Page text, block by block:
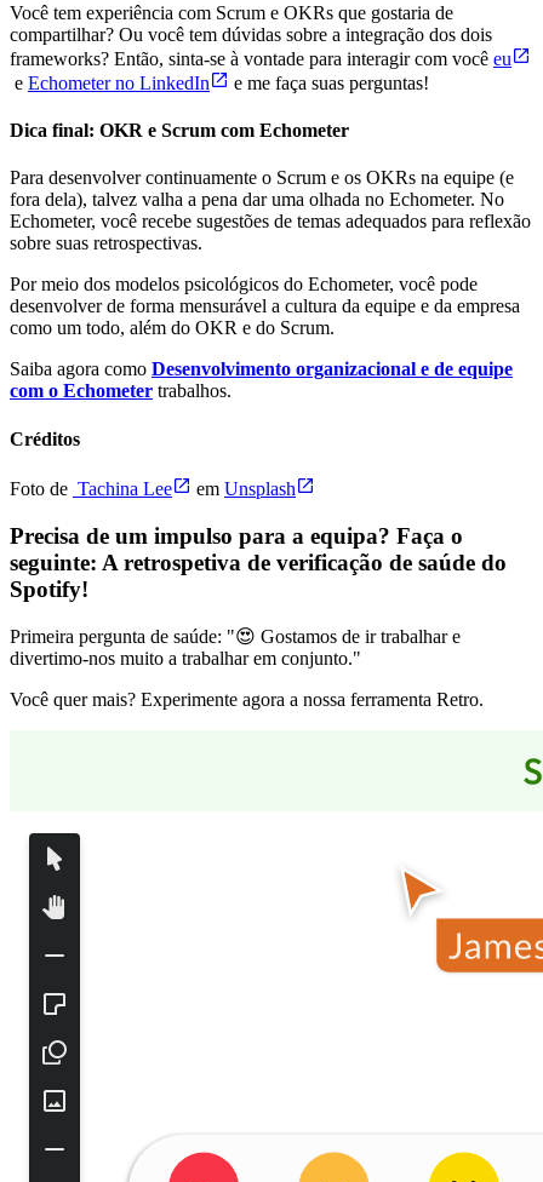
Você tem experiência com Scrum e OKRs que gostaria de
compartilhar? Ou você tem dúvidas sobre a integração dos dois
frameworks? Então, sinta-se à vontade para interagir com você eu
e Echometer no LinkedIn e me faça suas perguntas!
Dica final: OKR e Scrum com Echometer
Para desenvolver continuamente o Scrum e os OKRs na equipe (e
fora dela), talvez valha a pena dar uma olhada no Echometer. No
Echometer, você recebe sugestões de temas adequados para reflexão
sobre suas retrospectivas.
Por meio dos modelos psicológicos do Echometer, você pode
desenvolver de forma mensurável a cultura da equipe e da empresa
como um todo, além do OKR e do Scrum.
Saiba agora como Desenvolvimento organizacional e de equipe
com o Echometer trabalhos.
Créditos
Foto de Tachina Lee em Unsplash
Precisa de um impulso para a equipa? Faça o
seguinte: A retrospetiva de verificação de saúde do
Spotify!
Primeira pergunta de saúde: "😍 Gostamos de ir trabalhar e
divertimo-nos muito a trabalhar em conjunto."
Você quer mais? Experimente agora a nossa ferramenta Retro.